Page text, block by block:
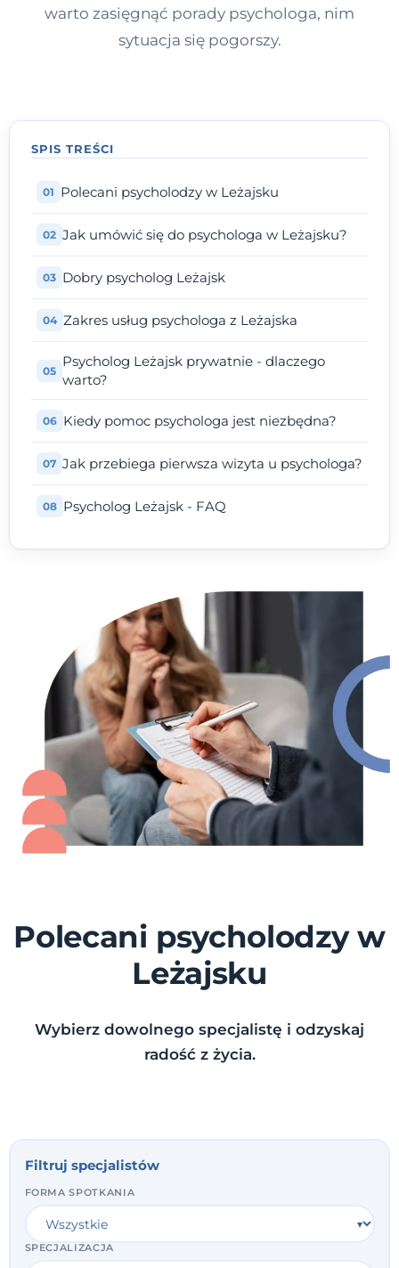
warto zasięgnąć porady psychologa, nim
sytuacja się pogorszy.
SPIS TREŚCI
Polecani psycholodzy w Leżajsku
Jak umówić się do psychologa w Leżajsku?
Dobry psycholog Leżajsk
Zakres usług psychologa z Leżajska
Psycholog Leżajsk prywatnie - dlaczego
warto?
Kiedy pomoc psychologa jest niezbędna?
Jak przebiega pierwsza wizyta u psychologa?
Psycholog Leżajsk - FAQ
Polecani psycholodzy w
Leżajsku
Wybierz dowolnego specjalistę i odzyskaj
radość z życia.
Filtruj specjalistów
FORMA SPOTKANIA
SPECJALIZACJA